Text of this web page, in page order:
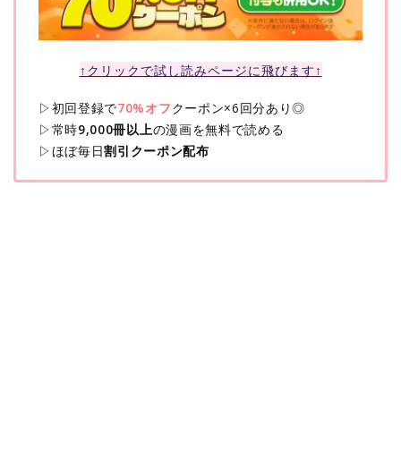
↑クリックで試し読みページに飛びます↑
▷初回登録で70%オフクーポン×6回分あり◎
▷常時9,000冊以上の漫画を無料で読める
▷ほぼ毎日割引クーポン配布